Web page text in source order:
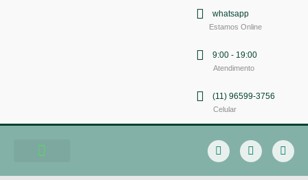
whatsapp
Estamos Online
9:00 - 19:00
Atendimento
(11) 96599-3756
Celular